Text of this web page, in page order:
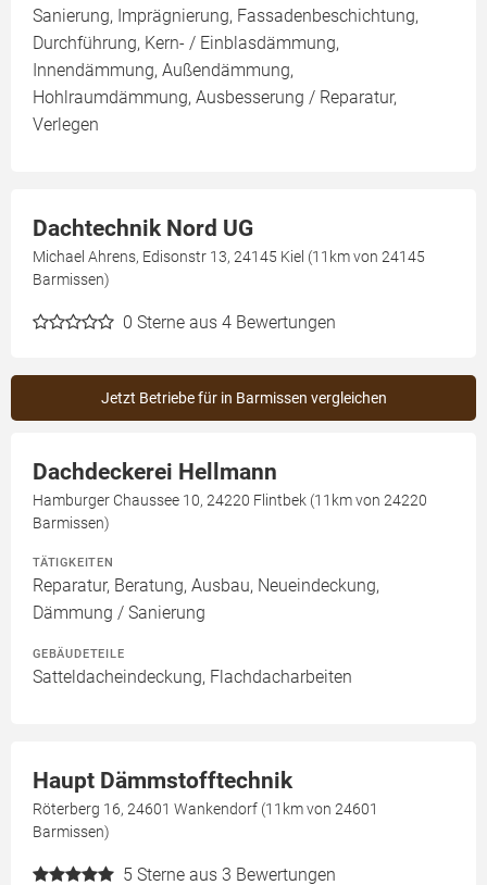
Sanierung, Imprägnierung, Fassadenbeschichtung,
Durchführung, Kern- / Einblasdämmung,
Innendämmung, Außendämmung,
Hohlraumdämmung, Ausbesserung / Reparatur,
Verlegen
Dachtechnik Nord UG
Michael Ahrens, Edisonstr 13, 24145 Kiel (11km von 24145
Barmissen)
0 Sterne aus 4 Bewertungen
Jetzt Betriebe für in Barmissen vergleichen
Dachdeckerei Hellmann
Hamburger Chaussee 10, 24220 Flintbek (11km von 24220
Barmissen)
TÄTIGKEITEN
Reparatur, Beratung, Ausbau, Neueindeckung,
Dämmung / Sanierung
GEBÄUDETEILE
Satteldacheindeckung, Flachdacharbeiten
Haupt Dämmstofftechnik
Röterberg 16, 24601 Wankendorf (11km von 24601
Barmissen)
5 Sterne aus 3 Bewertungen